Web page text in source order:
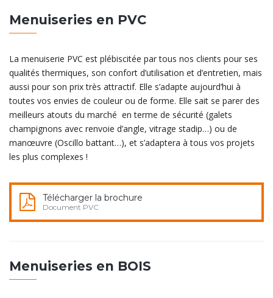
Menuiseries en PVC
La menuiserie PVC est plébiscitée par tous nos clients pour ses
qualités thermiques, son confort d’utilisation et d’entretien, mais
aussi pour son prix très attractif. Elle s’adapte aujourd’hui à
toutes vos envies de couleur ou de forme. Elle sait se parer des
meilleurs atouts du marché en terme de sécurité (galets
champignons avec renvoie d’angle, vitrage stadip…) ou de
manœuvre (Oscillo battant…), et s’adaptera à tous vos projets
les plus complexes !
Télécharger la brochure
Document PVC
Menuiseries en BOIS